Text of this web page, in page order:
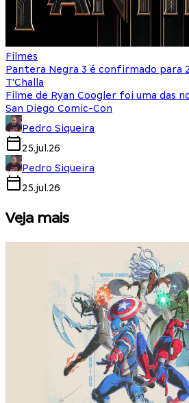
Filmes
Pantera Negra 3 é confirmado para
T'Challa
Filme de Ryan Coogler foi uma das
San Diego Comic-Con
Pedro Siqueira
25.jul.26
Pedro Siqueira
25.jul.26
Veja mais